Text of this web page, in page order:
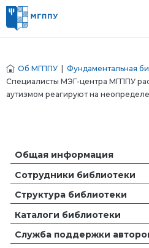
Об МГППУ Фундаментальная
Специалисты МЭГ-центра МГППУ
аутизмом реагируют на
Общая информация
Сотрудники библиотеки
Структура библиотеки
Каталоги библиотеки
Служба поддержки